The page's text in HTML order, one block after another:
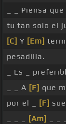
_ _ Piensa que
tu tan solo el
[C] Y [Em]
pesadilla.
_ Es _
_ _ A [F] que
por el _
[F]
[Am]